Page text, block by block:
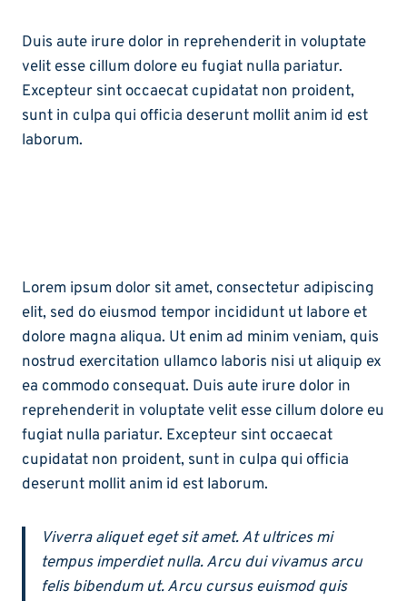
Duis aute irure dolor in reprehenderit in voluptate
velit esse cillum dolore eu fugiat nulla pariatur.
Excepteur sint occaecat cupidatat non proident,
sunt in culpa qui officia deserunt mollit anim id est
laborum.
Lorem ipsum dolor sit amet, consectetur adipiscing
elit, sed do eiusmod tempor incididunt ut labore et
dolore magna aliqua. Ut enim ad minim veniam, quis
nostrud exercitation ullamco laboris nisi ut aliquip ex
ea commodo consequat. Duis aute irure dolor in
reprehenderit in voluptate velit esse cillum dolore eu
fugiat nulla pariatur. Excepteur sint occaecat
cupidatat non proident, sunt in culpa qui officia
deserunt mollit anim id est laborum.
Viverra aliquet eget sit amet. At ultrices mi
tempus imperdiet nulla. Arcu dui vivamus arcu
felis bibendum ut. Arcu cursus euismod quis